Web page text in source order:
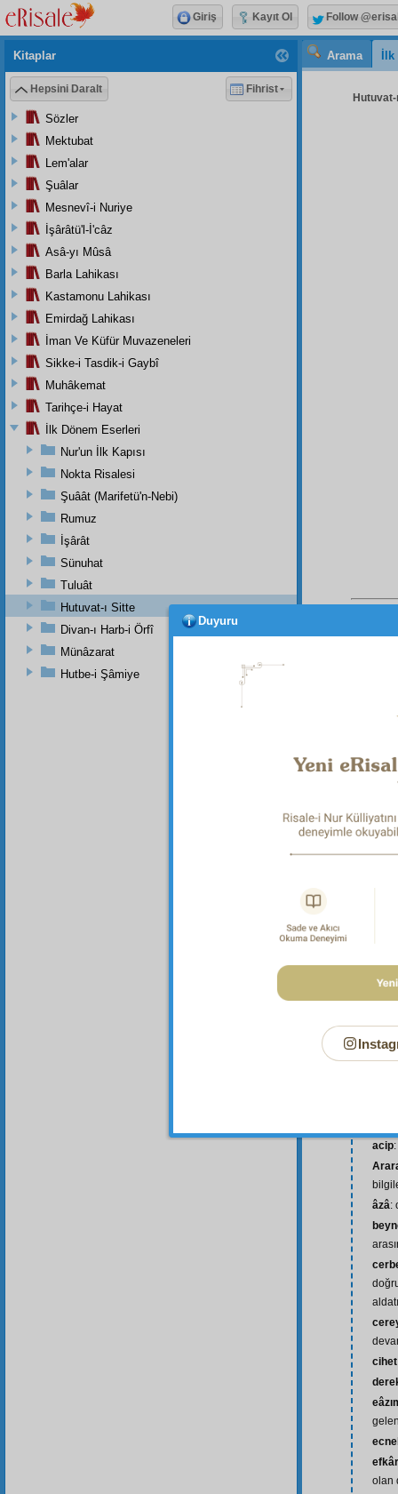
Arama
Hutuvat-
acip
âzâ:
cihet
olan
Kitaplar
Hepsini Daralt Fihrist
Sözler
Mektubat
Lem'alar
Şuâlar
Mesnevî-i Nuriye
İşârâtü'l-İ'câz
Asâ-yı Mûsâ
Barla Lahikası
Kastamonu Lahikası
Emirdağ Lahikası
İman Ve Küfür Muvazeneleri
Sikke-i Tasdik-i Gaybî
Muhâkemat
Tarihçe-i Hayat
İlk Dönem Eserleri
Nur'un İlk Kapısı
Nokta Risalesi
Şuâât (Marifetü'n-Nebi)
Rumuz
İşârât
Sünuhat
Tuluât
Hutuvat-ı Sitte
Divan-ı Harb-i Örfî
Münâzarat
Hutbe-i Şâmiye
Giriş Kayıt Ol Follow
Duyuru